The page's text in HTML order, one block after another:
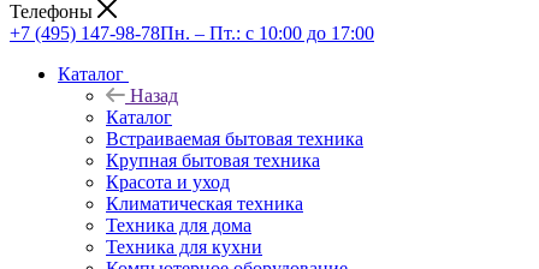
Телефоны
+7 (495) 147-98-78Пн. – Пт.: с 10:00 до 17:00
Каталог
Назад
Каталог
Встраиваемая бытовая техника
Крупная бытовая техника
Красота и уход
Климатическая техника
Техника для дома
Техника для кухни